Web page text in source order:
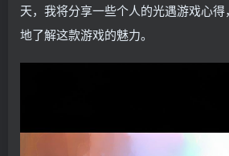
天，我将分享一些个人的光遇游戏心
地了解这款游戏的魅力。